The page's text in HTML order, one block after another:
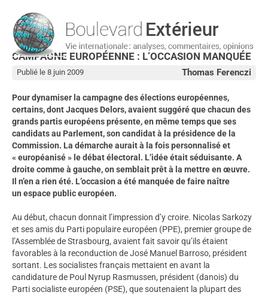
CAMPAGNE EUROPÉENNE : L’OCCASION MANQUÉE
Thomas Ferenczi
Publié le 8 juin 2009
Pour dynamiser la campagne des élections européennes,
certains, dont Jacques Delors, avaient suggéré que chacun des
grands partis européens présente, en même temps que ses
candidats au Parlement, son candidat à la présidence de la
Commission. La démarche aurait à la fois personnalisé et
« européanisé » le débat électoral. L’idée était séduisante. A
droite comme à gauche, on semblait prêt à la mettre en œuvre.
Il n’en a rien été. L’occasion a été manquée de faire naître
un espace public européen.
Au début, chacun donnait l’impression d’y croire. Nicolas Sarkozy
et ses amis du Parti populaire européen (PPE), premier groupe de
l’Assemblée de Strasbourg, avaient fait savoir qu’ils étaient
favorables à la reconduction de José Manuel Barroso, président
sortant. Les socialistes français mettaient en avant la
candidature de Poul Nyrup Rasmussen, président (danois) du
Parti socialiste européen (PSE), que soutenaient la plupart des